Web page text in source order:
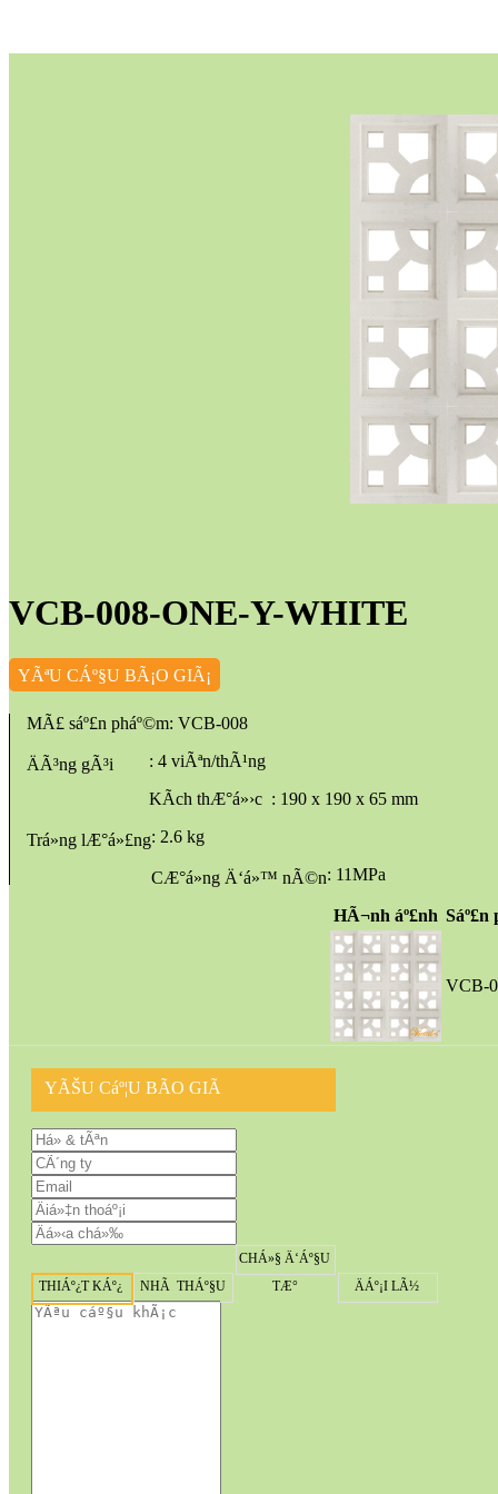
VCB-008-ONE-Y-WHITE
YÃªU CÁº§U BÃ¡O GIÃ¡
MÃ£ sáº£n pháº©m: VCB-008
ÄÃ³ng gÃ³i
: 4 viÃªn/thÃ¹ng
KÃ­ch thÆ°á»›c : 190 x 190 x 65 mm
Trá»ng lÆ°á»£ng: 2.6 kg
CÆ°á»ng Ä‘á»™ nÃ©n: 11MPa
HÃ¬nh áº£nh Sáº£n
VCB-
YÃŠU Cáº¦U BÃO GIÃ
THIÁº¿T KÁº¿ NHÃ THÁº§U
CHÁ»§ Ä‘Áº§U
TÆ°
ÄÁº¡I LÃ½